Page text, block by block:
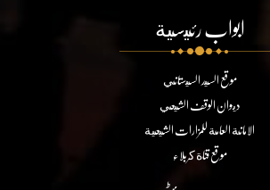
ابواب رئيسية
موقع السيد السيستاني
ديوان الوقف الشيعي
الامانة العامة للمزارات الشيعية
موقع قناة كربلاء